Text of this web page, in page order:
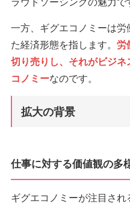
一方、ギグエコノミーは
た経済形態を指します。 労
切り売りし、それがビジ
コノミーなのです。
拡大の背景
仕事に対する価値観の多
ギグエコノミーが注目され